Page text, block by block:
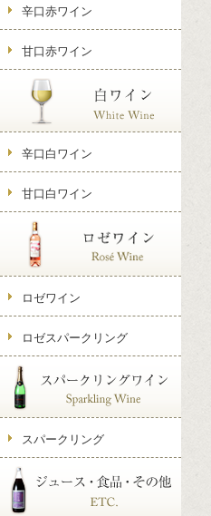
辛口赤ワイン
甘口赤ワイン
辛口白ワイン
甘口白ワイン
ロゼワイン
ロゼスパークリング
スパークリング